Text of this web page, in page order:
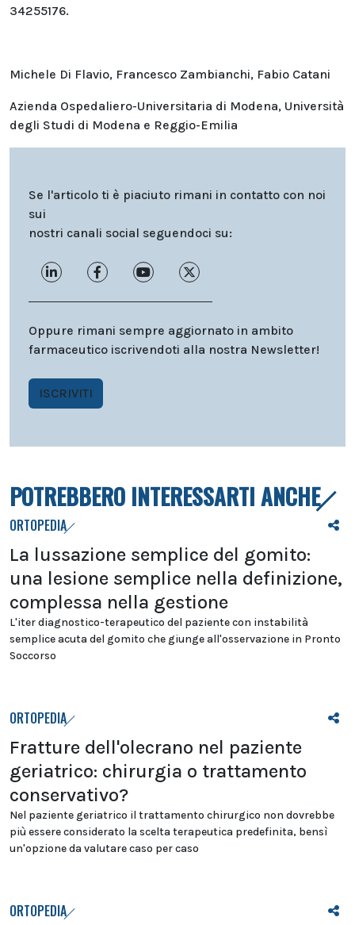
34255176.
Michele Di Flavio, Francesco Zambianchi, Fabio Catani
Azienda Ospedaliero-Universitaria di Modena, Università
degli Studi di Modena e Reggio-Emilia
Se l'articolo ti è piaciuto rimani in contatto con noi
sui
nostri canali social seguendoci su:
Oppure rimani sempre aggiornato in ambito
farmaceutico iscrivendoti alla nostra Newsletter!
ISCRIVITI
POTREBBERO INTERESSARTI ANCHE
ORTOPEDIA
La lussazione semplice del gomito:
una lesione semplice nella definizione,
complessa nella gestione
L'iter diagnostico-terapeutico del paziente con instabilità
semplice acuta del gomito che giunge all'osservazione in Pronto
Soccorso
ORTOPEDIA
Fratture dell'olecrano nel paziente
geriatrico: chirurgia o trattamento
conservativo?
Nel paziente geriatrico il trattamento chirurgico non dovrebbe
più essere considerato la scelta terapeutica predefinita, bensì
un'opzione da valutare caso per caso
ORTOPEDIA